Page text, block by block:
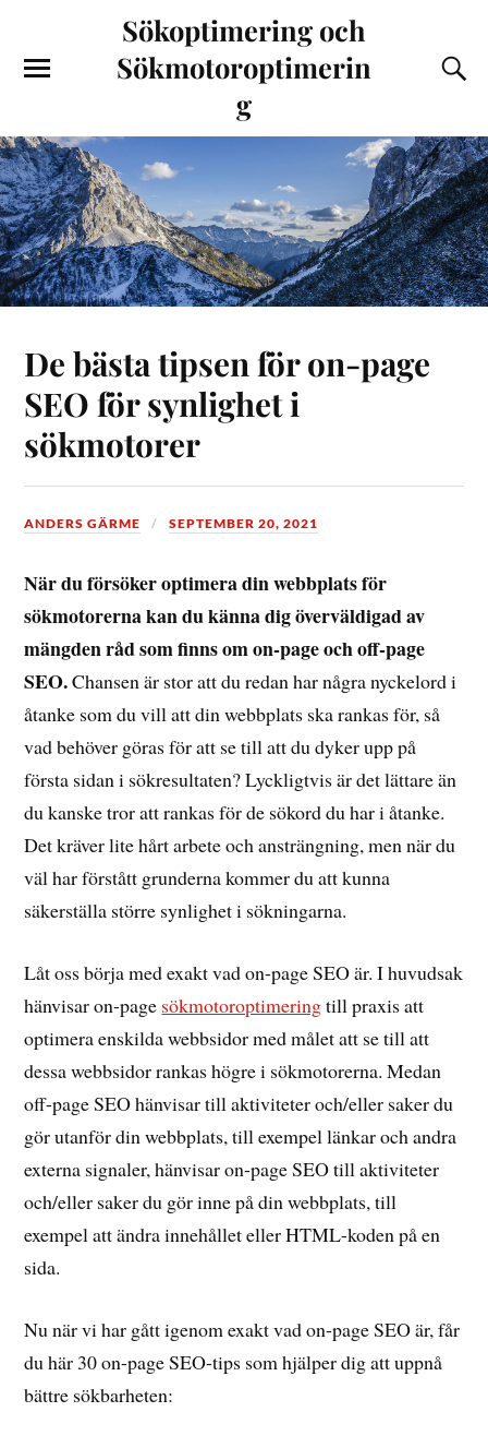
Sökoptimering och
Sökmotoroptimerin
g
De bästa tipsen för on-page
SEO för synlighet i
sökmotorer
ANDERS GÄRME SEPTEMBER 20, 2021
När du försöker optimera din webbplats för
sökmotorerna kan du känna dig överväldigad av
mängden råd som finns om on-page och off-page
SEO.Chansen är stor att du redan har några nyckelord i
åtanke som du vill att din webbplats ska rankas för, så
vad behöver göras för att se till att du dyker upp på
första sidan i sökresultaten? Lyckligtvis är det lättare än
du kanske tror att rankas för de sökord du har i åtanke.
Det kräver lite hårt arbete och ansträngning, men när du
väl har förstått grunderna kommer du att kunna
säkerställa större synlighet i sökningarna.
Låt oss börja med exakt vad on-page SEO är. I huvudsak
hänvisar on-page sökmotoroptimeringtill praxis att
optimera enskilda webbsidor med målet att se till att
dessa webbsidor rankas högre i sökmotorerna. Medan
off-page SEO hänvisar till aktiviteter och/eller saker du
gör utanför din webbplats, till exempel länkar och andra
externa signaler, hänvisar on-page SEO till aktiviteter
och/eller saker du gör inne på din webbplats, till
exempel att ändra innehållet eller HTML-koden på en
sida.
Nu när vi har gått igenom exakt vad on-page SEO är, får
du här 30 on-page SEO-tips som hjälper dig att uppnå
bättre sökbarheten: